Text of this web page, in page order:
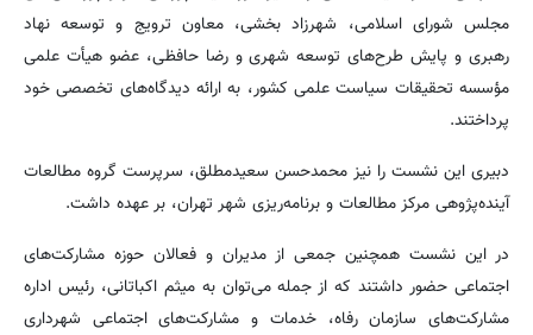
مجلس شورای اسلامی، شهرزاد بخشی، معاون ترویج و توسعه نهاد
رهبری و پایش طرح‌های توسعه شهری و رضا حافظی، عضو هیأت علمی
مؤسسه تحقیقات سیاست علمی کشور، به ارائه دیدگاه‌های تخصصی خود
پرداختند.
دبیری این نشست را نیز محمدحسن سعیدمطلق، سرپرست گروه مطالعات
آینده‌پژوهی مرکز مطالعات و برنامه‌ریزی شهر تهران، بر عهده داشت.
در این نشست همچنین جمعی از مدیران و فعالان حوزه مشارکت‌های
اجتماعی حضور داشتند که از جمله می‌توان به میثم اکباتانی، رئیس اداره
مشارکت‌های سازمان رفاه، خدمات و مشارکت‌های اجتماعی شهرداری